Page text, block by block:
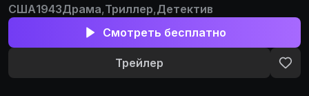
США1943Драма,Триллер,Детектив
Смотреть бесплатно
Трейлер